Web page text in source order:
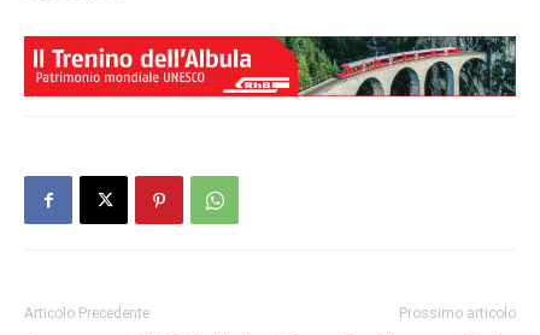
Articolo Precedente Prossimo articolo